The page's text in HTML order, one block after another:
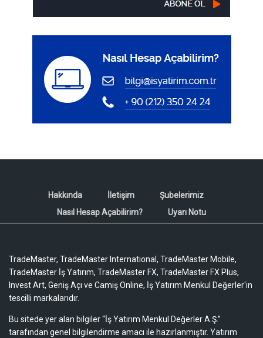
Hakkında İletişim
Şubelerimiz
Nasıl Hesap Açabilirim?
Uyarı Notu
TradeMaster, TradeMaster International, TradeMaster Mobile,
TradeMaster İş Yatırım, TradeMaster FX, TradeMaster FX Plus,
Invest Art, Geniş Açı ve Camiş Online, İş Yatırım Menkul Değerler'in
tescilli markalarıdır.
Bu sitede yer alan bilgiler “İş Yatırım Menkul Değerler A.Ş.”
tarafından genel bilgilendirme amacı ile hazırlanmıştır. Yatırım